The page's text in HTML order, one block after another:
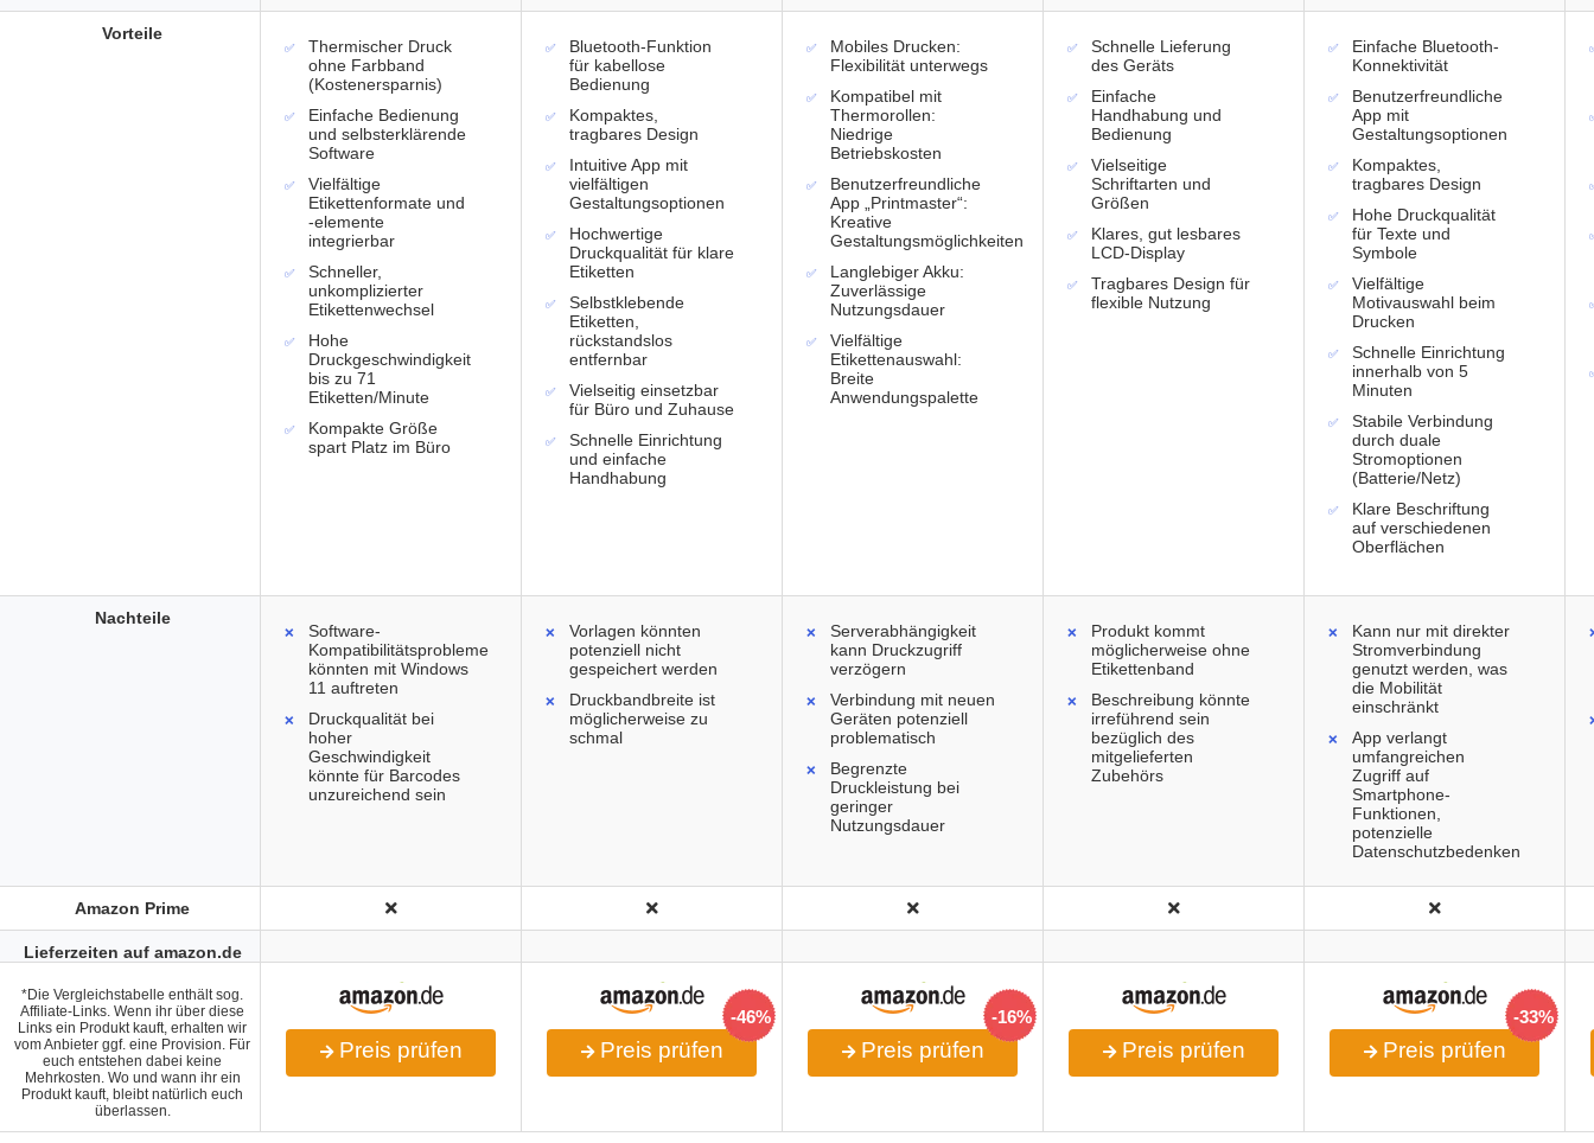
Thermischer Druck
ohne Farbband
(Kostenersparnis)
Einfache Bedienung
und selbsterklärende
Software
Vielfältige
Etikettenformate und
-elemente
integrierbar
Schneller,
unkomplizierter
Etikettenwechsel
Hohe
Druckgeschwindigkeit
bis zu 71
Etiketten/Minute
Kompakte Größe
spart Platz im Büro
Bluetooth-Funktion
für kabellose
Bedienung
Kompaktes,
tragbares Design
Intuitive App mit
vielfältigen
Gestaltungsoptionen
Hochwertige
Druckqualität für klare
Etiketten
Selbstklebende
Etiketten,
rückstandslos
entfernbar
Vielseitig einsetzbar
für Büro und Zuhause
Schnelle Einrichtung
und einfache
Handhabung
Mobiles Drucken:
Flexibilität unterwegs
Kompatibel mit
Thermorollen:
Niedrige
Betriebskosten
Benutzerfreundliche
App „Printmaster“:
Kreative
Gestaltungsmöglichkeiten
Langlebiger Akku:
Zuverlässige
Nutzungsdauer
Vielfältige
Etikettenauswahl:
Breite
Anwendungspalette
Schnelle Lieferung
des Geräts
Einfache
Handhabung und
Bedienung
Vielseitige
Schriftarten und
Größen
Klares, gut lesbares
LCD-Display
Tragbares Design für
flexible Nutzung
Einfache Bluetooth-
Konnektivität
Benutzerfreundliche
App mit
Gestaltungsoptionen
Kompaktes,
tragbares Design
Hohe Druckqualität
für Texte und
Symbole
Vielfältige
Motivauswahl beim
Drucken
Schnelle Einrichtung
innerhalb von 5
Minuten
Stabile Verbindung
durch duale
Stromoptionen
(Batterie/Netz)
Klare Beschriftung
auf verschiedenen
Oberflächen
Software-
Kompatibilitätsprobleme
könnten mit Windows
11 auftreten
Druckqualität bei
hoher
Geschwindigkeit
könnte für Barcodes
unzureichend sein
Vorlagen könnten
potenziell nicht
gespeichert werden
Druckbandbreite ist
möglicherweise zu
schmal
Serverabhängigkeit
kann Druckzugriff
verzögern
Verbindung mit neuen
Geräten potenziell
problematisch
Begrenzte
Druckleistung bei
geringer
Nutzungsdauer
Produkt kommt
möglicherweise ohne
Etikettenband
Beschreibung könnte
irreführend sein
bezüglich des
mitgelieferten
Zubehörs
Kann nur mit direkter
Stromverbindung
genutzt werden, was
die Mobilität
einschränkt
App verlangt
umfangreichen
Zugriff auf
Smartphone-
Funktionen,
potenzielle
Datenschutzbedenken
Preis prüfen
-46%
Preis prüfen
-16%
Preis prüfen Preis prüfen
-33%
Preis prüfen
Vorteile
Nachteile
Amazon Prime
Lieferzeiten auf amazon.de
*Die Vergleichstabelle enthält sog.
Affiliate-Links. Wenn ihr über diese
Links ein Produkt kauft, erhalten wir
vom Anbieter ggf. eine Provision. Für
euch entstehen dabei keine
Mehrkosten. Wo und wann ihr ein
Produkt kauft, bleibt natürlich euch
überlassen.